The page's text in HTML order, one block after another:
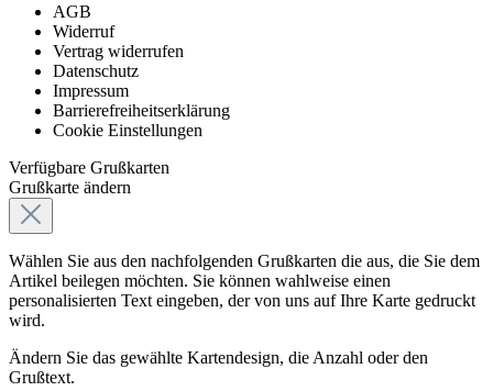
AGB
Widerruf
Vertrag widerrufen
Datenschutz
Impressum
Barrierefreiheitserklärung
Cookie Einstellungen
Verfügbare Grußkarten
Grußkarte ändern
Wählen Sie aus den nachfolgenden Grußkarten die aus, die Sie dem
Artikel beilegen möchten. Sie können wahlweise einen
personalisierten Text eingeben, der von uns auf Ihre Karte gedruckt
wird.
Ändern Sie das gewählte Kartendesign, die Anzahl oder den
Grußtext.